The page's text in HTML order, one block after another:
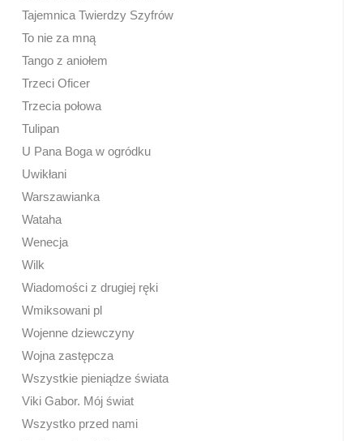
Tajemnica Twierdzy Szyfrów
To nie za mną
Tango z aniołem
Trzeci Oficer
Trzecia połowa
Tulipan
U Pana Boga w ogródku
Uwikłani
Warszawianka
Wataha
Wenecja
Wilk
Wiadomości z drugiej ręki
Wmiksowani pl
Wojenne dziewczyny
Wojna zastępcza
Wszystkie pieniądze świata
Viki Gabor. Mój świat
Wszystko przed nami